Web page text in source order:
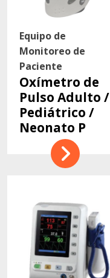
Equipo de
Monitoreo de
Paciente
Oxímetro de
Pulso Adulto /
Pediátrico /
Neonato P